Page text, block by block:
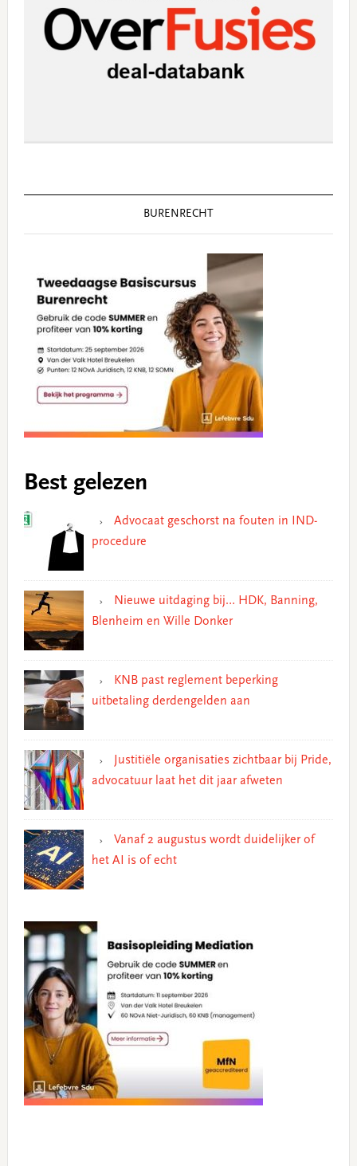
BURENRECHT
Best gelezen
Advocaat geschorst na fouten in IND-
procedure
Nieuwe uitdaging bij… HDK, Banning,
Blenheim en Wille Donker
KNB past reglement beperking
uitbetaling derdengelden aan
Justitiële organisaties zichtbaar bij Pride,
advocatuur laat het dit jaar afweten
Vanaf 2 augustus wordt duidelijker of
het AI is of echt